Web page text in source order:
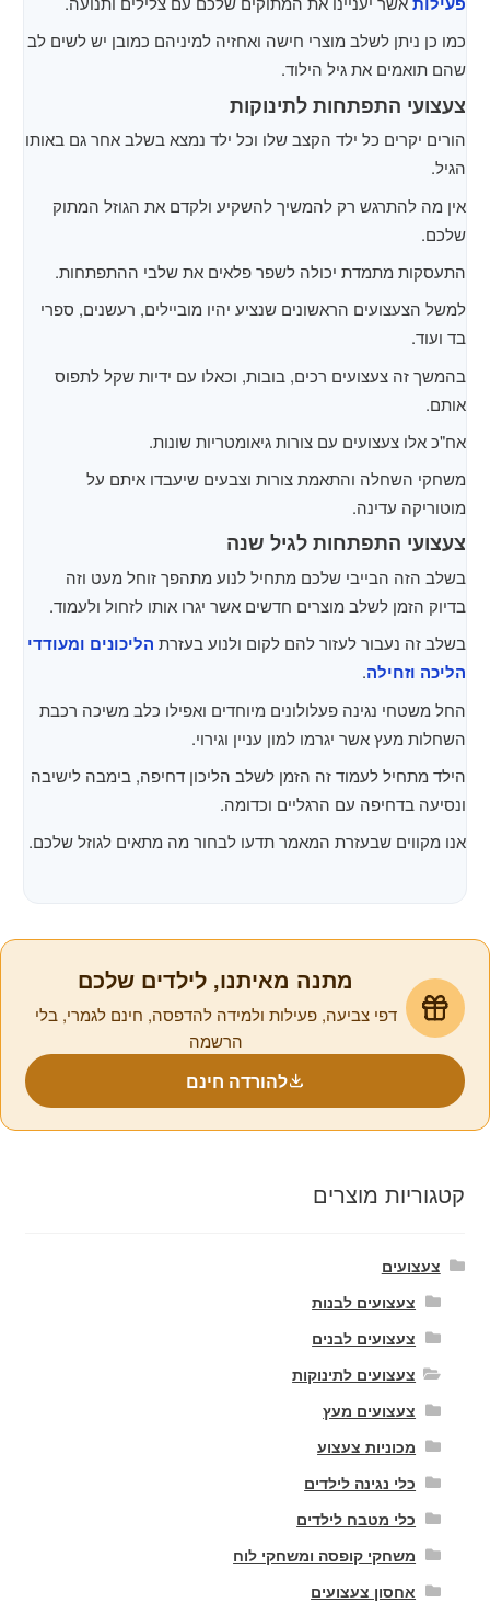
כמו כן ניתן לשלב מוצרי חישה ואחזיה למיניהם כמובן יש לשים לב
שהם תואמים את גיל הילוד.
צעצועי התפתחות לתינוקות
הורים יקרים כל ילד הקצב שלו וכל ילד נמצא בשלב אחר גם באותו
הגיל.
אין מה להתרגש רק להמשיך להשקיע ולקדם את הגוזל המתוק
שלכם.
התעסקות מתמדת יכולה לשפר פלאים את שלבי ההתפתחות.
למשל הצעצועים הראשונים שנציע יהיו מוביילים, רעשנים, ספרי
בד ועוד.
בהמשך זה צעצועים רכים, בובות, וכאלו עם ידיות שקל לתפוס
אותם.
אח"כ אלו צעצועים עם צורות גיאומטריות שונות.
משחקי השחלה והתאמת צורות וצבעים שיעבדו איתם על
מוטוריקה עדינה.
צעצועי התפתחות לגיל שנה
בשלב הזה הבייבי שלכם מתחיל לנוע מתהפך זוחל מעט וזה
בדיוק הזמן לשלב מוצרים חדשים אשר יגרו אותו לזחול ולעמוד.
בשלב זה נעבור לעזור להם לקום ולנוע בעזרת הליכונים ומעודדי
הליכה וזחילה.
החל משטחי נגינה פעלולונים מיוחדים ואפילו כלב משיכה רכבת
השחלות מעץ אשר יגרמו למון עניין וגירוי.
הילד מתחיל לעמוד זה הזמן לשלב הליכון דחיפה, בימבה לישיבה
ונסיעה בדחיפה עם הרגליים וכדומה.
אנו מקווים שבעזרת המאמר תדעו לבחור מה מתאים לגוזל שלכם.
מתנה מאיתנו, לילדים שלכם
דפי צביעה, פעילות ולמידה להדפסה, חינם לגמרי, בלי
הרשמה
להורדה חינם
קטגוריות מוצרים
צעצועים
צעצועים לבנות
צעצועים לבנים
צעצועים לתינוקות
צעצועים מעץ
מכוניות צעצוע
כלי נגינה לילדים
כלי מטבח לילדים
משחקי קופסה ומשחקי לוח
אחסון צעצועים